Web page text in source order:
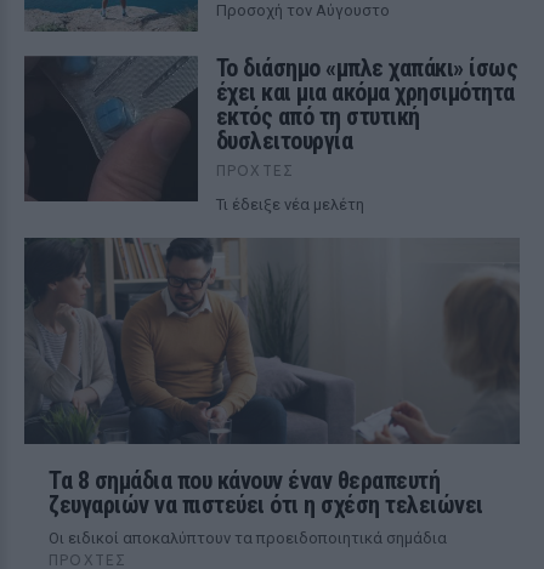
Προσοχή τον Αύγουστο
Το διάσημο «μπλε χαπάκι» ίσως
έχει και μια ακόμα χρησιμότητα
εκτός από τη στυτική
δυσλειτουργία
ΠΡΟΧΤΈΣ
Τι έδειξε νέα μελέτη
Τα 8 σημάδια που κάνουν έναν θεραπευτή
ζευγαριών να πιστεύει ότι η σχέση τελειώνει
Οι ειδικοί αποκαλύπτουν τα προειδοποιητικά σημάδια
ΠΡΟΧΤΈΣ